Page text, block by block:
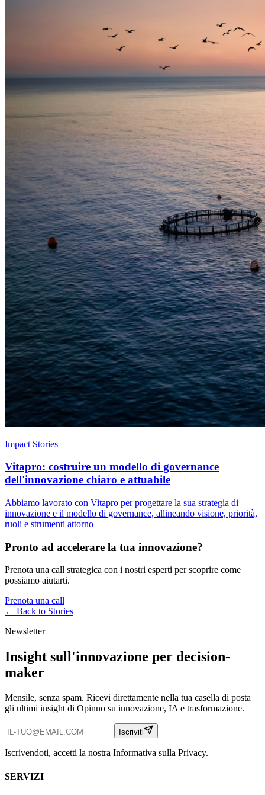
Impact Stories
Vitapro: costruire un modello di governance
dell'innovazione chiaro e attuabile
Abbiamo lavorato con Vitapro per progettare la sua strategia di
innovazione e il modello di governance, allineando visione, priorità,
ruoli e strumenti attorno
Pronto ad accelerare la tua innovazione?
Prenota una call strategica con i nostri esperti per scoprire come
possiamo aiutarti.
Prenota una call
← Back to Stories
Newsletter
Insight sull'innovazione per decision-
maker
Mensile, senza spam. Ricevi direttamente nella tua casella di posta
gli ultimi insight di Opinno su innovazione, IA e trasformazione.
Iscriviti
Iscrivendoti, accetti la nostra Informativa sulla Privacy.
SERVIZI